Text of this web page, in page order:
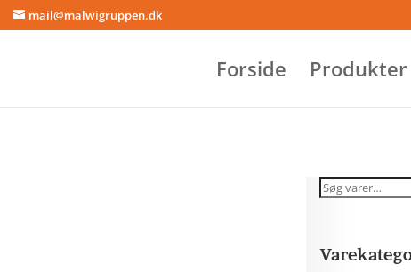
mail@malwigruppen.dk
Forside Produkter
Søg